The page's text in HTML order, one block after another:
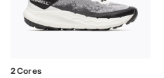
2 Cores